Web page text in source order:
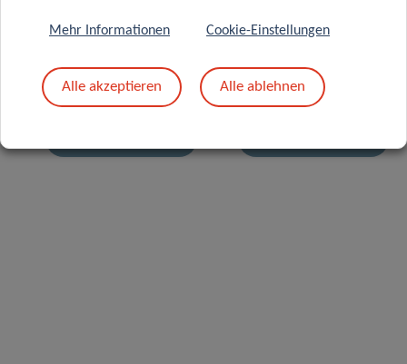
future
advances in
Parkinson’s
Digital
strategies to
Mehr Informationen Cookie-Einstellungen
Alle akzeptieren Alle ablehnen